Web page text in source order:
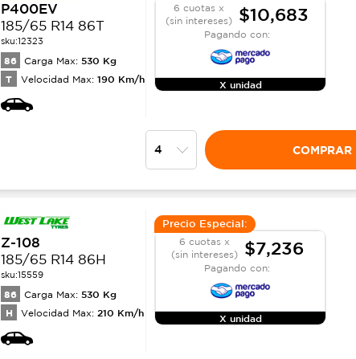
P400EV
185/65 R14 86T
sku:12323
86 Carga Max: 530 Kg
T Velocidad Max: 190 Km/h
6 cuotas x
(sin intereses)
$10,683
Pagando con:
X unidad
COMPRAR
Z-108
185/65 R14 86H
sku:15559
86 Carga Max: 530 Kg
H Velocidad Max: 210 Km/h
Precio Especial:
6 cuotas x
(sin intereses)
$7,236
Pagando con:
X unidad